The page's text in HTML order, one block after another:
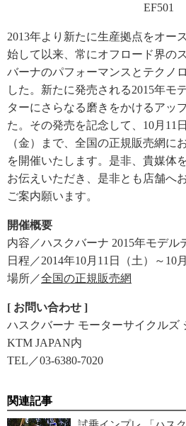
EF501
2013年より新たに生産拠点をオー
始して以来、常にオフロード界の
バーナのパフォーマンスとテクノ
した。新たに発売される2015年モ
ターにさらなる磨きをかけるアッ
た。その発売を記念して、10月11
（金）まで、全国の正規販売網に
を開催いたします。是非、貴媒体
お伝えいただき、是非とも店舗へ
ご案内願います。
開催概要
内容／ハスクバーナ 2015年モデル
日程／2014年10月11日（土）～10
場所／全国の正規販売網
[ お問い合わせ ]
ハスクバーナ モーターサイクルズ
KTM JAPAN内
TEL／03-6380-7020
関連記事